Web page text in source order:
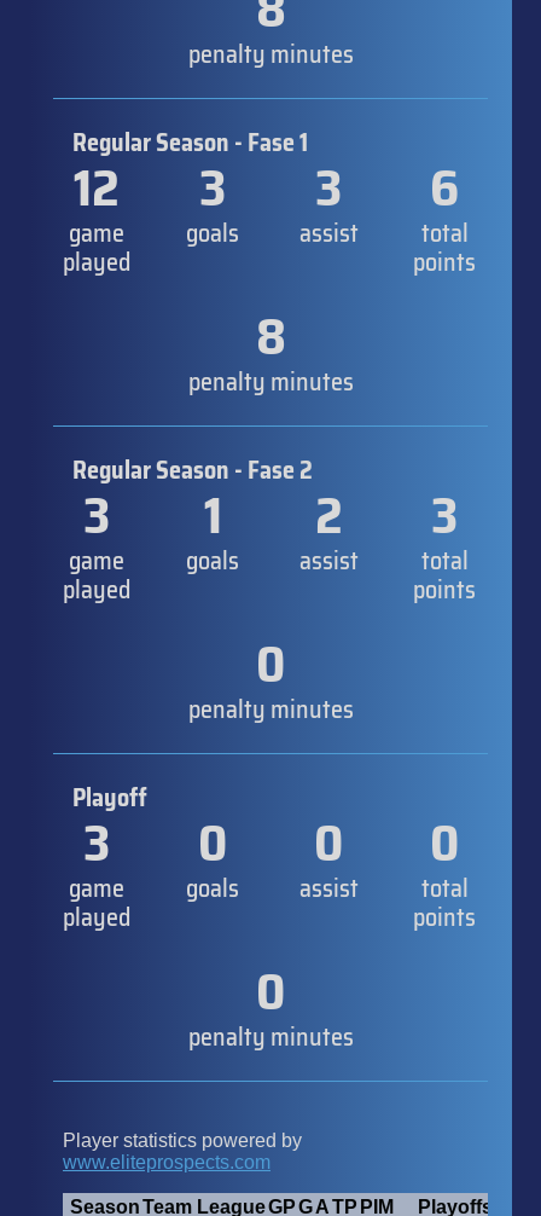
penalty minutes
Regular Season - Fase 1
12
game
played
3
goals
3
assist
6
total
points
8
penalty minutes
Regular Season - Fase 2
3
game
played
1
goals
2
assist
3
total
points
0
penalty minutes
Playoff
3
game
played
0
goals
0
assist
0
total
points
0
penalty minutes